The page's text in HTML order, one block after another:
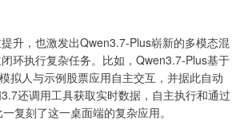
升，也激发出Qwen3.7-Plus崭新的多模态混
环执行复杂任务。比如，Qwen3.7-Plus基于
拟人与示例股票应用自主交互，并据此自动
还调用工具获取实时数据，自主执行和通过
复刻了这一桌面端的复杂应用。